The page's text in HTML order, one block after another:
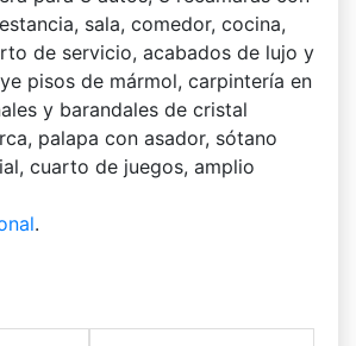
sala, comedor, cocina,
de servicio, acabados de lujo y
pisos de mármol, carpintería en
y barandales de cristal
palapa con asador, sótano
cuarto de juegos, amplio
.